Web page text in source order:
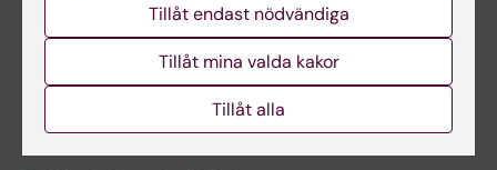
Medarbetarportalen
Tillåt endast nödvändiga
Tillåt mina valda kakor
Tillåt alla